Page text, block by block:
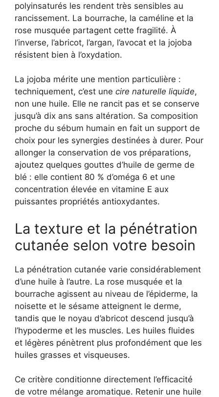
polyinsaturés les rendent très sensibles au
rancissement. La bourrache, la caméline et la
rose musquée partagent cette fragilité. À
l’inverse, l’abricot, l’argan, l’avocat et la jojoba
résistent bien à l’oxydation.
La jojoba mérite une mention particulière :
techniquement, c’est une cire naturelle liquide,
non une huile. Elle ne rancit pas et se conserve
jusqu’à dix ans sans altération. Sa composition
proche du sébum humain en fait un support de
choix pour les synergies destinées à durer. Pour
allonger la conservation de vos préparations,
ajoutez quelques gouttes d’huile de germe de
blé : elle contient 80 % d’oméga 6 et une
concentration élevée en vitamine E aux
puissantes propriétés antioxydantes.
La texture et la pénétration
cutanée selon votre besoin
La pénétration cutanée varie considérablement
d’une huile à l’autre. La rose musquée et la
bourrache agissent au niveau de l’épiderme, la
noisette et le sésame atteignent le derme,
tandis que le noyau d’abricot descend jusqu’à
l’hypoderme et les muscles. Les huiles fluides
et légères pénètrent plus profondément que les
huiles grasses et visqueuses.
Ce critère conditionne directement l’efficacité
de votre mélange aromatique. Retenir une huile